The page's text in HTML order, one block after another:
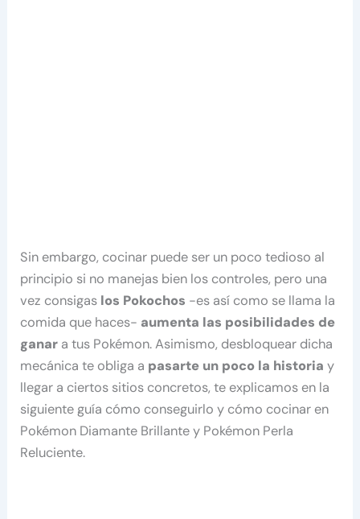
Sin embargo, cocinar puede ser un poco tedioso al
principio si no manejas bien los controles, pero una
vez consigas los Pokochos -es así como se llama la
comida que haces- aumenta las posibilidades de
ganar a tus Pokémon. Asimismo, desbloquear dicha
mecánica te obliga a pasarte un poco la historia y
llegar a ciertos sitios concretos, te explicamos en la
siguiente guía cómo conseguirlo y cómo cocinar en
Pokémon Diamante Brillante y Pokémon Perla
Reluciente.